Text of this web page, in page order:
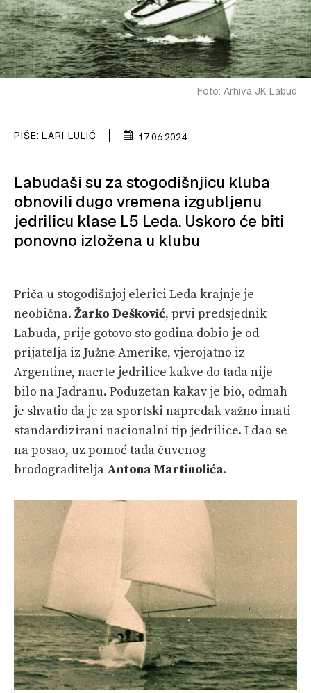
PLOVIDBA
SPIZA
VELIKE PRIČE
SHOP
Foto: Arhiva JK Labud
PIŠE: LARI LULIĆ 17.06.2024
Labudaši su za stogodišnjicu kluba
obnovili dugo vremena izgubljenu
jedrilicu klase L5 Leda. Uskoro će biti
ponovno izložena u klubu
Priča u stogodišnjoj elerici Leda krajnje je
neobična. Žarko Dešković, prvi predsjednik
Labuda, prije gotovo sto godina dobio je od
prijatelja iz Južne Amerike, vjerojatno iz
Argentine, nacrte jedrilice kakve do tada nije
bilo na Jadranu. Poduzetan kakav je bio, odmah
je shvatio da je za sportski napredak važno imati
standardizirani nacionalni tip jedrilice. I dao se
na posao, uz pomoć tada čuvenog
brodograditelja Antona Martinolića.